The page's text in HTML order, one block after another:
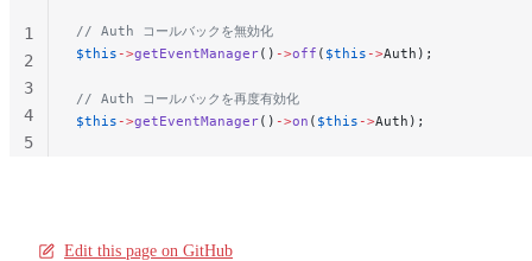
// Auth コールバックを無効化
$this ->getEventManager() ->off ( $this ->Auth);
// Auth コールバックを再度有効化
$this ->getEventManager() ->on ( $this ->Auth);
1
2
3
4
5
Edit this page on GitHub